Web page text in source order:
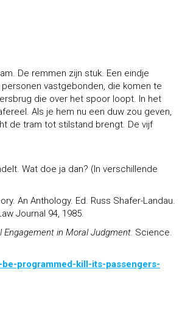
De remmen zijn stuk. Een eindje
vastgebonden, die komen te
die over het spoor loopt. In het
Als je hem nu een duw zou geven,
de tram tot stilstand brengt. De vijf
Wat doe ja dan? (In verschillende
An Anthology. Ed. Russ Shafer-Landau.
Journal 94, 1985.
in Moral Judgment. Science.
programmed-kill-its-passengers-